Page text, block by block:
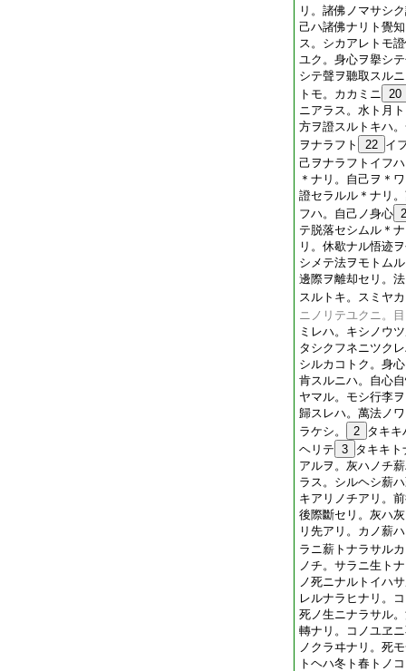
リ。諸佛ノマサシ
己ハ諸佛ナリト覺
ス。シカアレトモ
ユク。身心ヲ擧シ
シテ聲ヲ聽取スル
トモ。カカミニ 20
ニアラス。水ト月
方ヲ證スルトキハ
ヲナラフト
22 イ
己ヲナラフトイフ
＊ナリ。自己ヲ＊
證セラルル＊ナリ
フハ。自己ノ身心
テ脱落セシムル＊
リ。休歇ナル悟迹
シメテ法ヲモトム
邊際ヲ離却セリ。
スルトキ。スミヤ
ニノリテユクニ。
ミレハ。キシノウ
タシクフネニツク
シルカコトク。身
肯スルニハ。自心
ヤマル。モシ行李
歸スレハ。萬法ノ
ラケシ。
2 タキキ
ヘリテ 3 タキキ
アルヲ。灰ハノチ
ラス。シルヘシ薪
キアリノチアリ。
後際斷セリ。灰ハ
リ先アリ。カノ薪
ラニ薪トナラサル
ノチ。サラニ生ト
ノ死ニナルトイハ
レルナラヒナリ。
死ノ生ニナラサル
轉ナリ。コノユヱ
ノクラヰナリ。死
トヘハ冬ト春トノ